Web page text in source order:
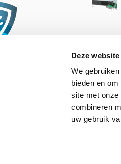
Deze
We
bieden en
site met onze
combineren
uw gebruik